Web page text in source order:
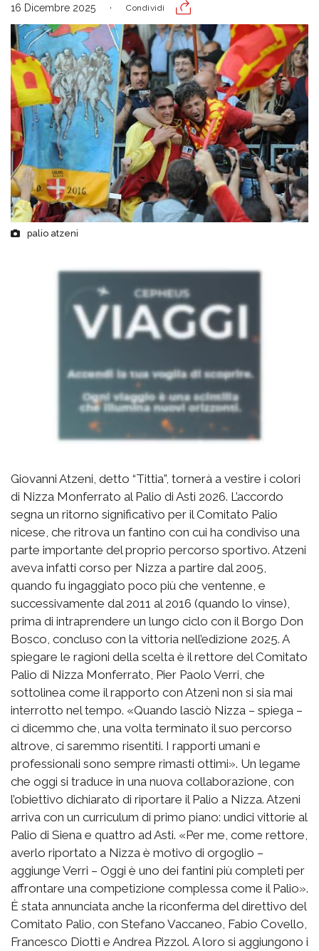
16 Dicembre 2025 Condividi
palio atzeni
Giovanni Atzeni, detto “Tittia”, tornerà a vestire i colori
di Nizza Monferrato al Palio di Asti 2026. L’accordo
segna un ritorno significativo per il Comitato Palio
nicese, che ritrova un fantino con cui ha condiviso una
parte importante del proprio percorso sportivo. Atzeni
aveva infatti corso per Nizza a partire dal 2005,
quando fu ingaggiato poco più che ventenne, e
successivamente dal 2011 al 2016 (quando lo vinse),
prima di intraprendere un lungo ciclo con il Borgo Don
Bosco, concluso con la vittoria nell’edizione 2025. A
spiegare le ragioni della scelta è il rettore del Comitato
Palio di Nizza Monferrato, Pier Paolo Verri, che
sottolinea come il rapporto con Atzeni non si sia mai
interrotto nel tempo. «Quando lasciò Nizza – spiega –
ci dicemmo che, una volta terminato il suo percorso
altrove, ci saremmo risentiti. I rapporti umani e
professionali sono sempre rimasti ottimi». Un legame
che oggi si traduce in una nuova collaborazione, con
l’obiettivo dichiarato di riportare il Palio a Nizza. Atzeni
arriva con un curriculum di primo piano: undici vittorie al
Palio di Siena e quattro ad Asti. «Per me, come rettore,
averlo riportato a Nizza è motivo di orgoglio –
aggiunge Verri – Oggi è uno dei fantini più completi per
affrontare una competizione complessa come il Palio».
È stata annunciata anche la riconferma del direttivo del
Comitato Palio, con Stefano Vaccaneo, Fabio Covello,
Francesco Diotti e Andrea Pizzol. A loro si aggiungono i